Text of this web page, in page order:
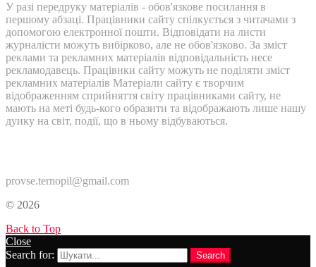
У разі передруку матеріалів - обов'язкове посилання в
першому абзаці. Працівники сайту спілкується з читачами з
допомогою електронної пошти. Відповідати на листи
журналісти можуть вибірково, але не обов'язково. За зміст
реклами та рекламних матеріалів відповідальність несе
рекламодавець. Працівнки сайту можуть не поділяти зміст
рекламних матеріалів Матеріали сайту є творчим
відображенням сприйняття світу працівниками сайту, не
мають на меті будь-кого образити та відображають лише нашу
дуику на світ, події, що в ньому відбуваються.
provse.ternopil@gmail.com
© 2026
Back to Top
Close
Search for:
Search